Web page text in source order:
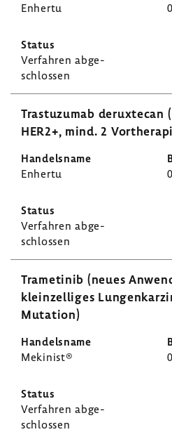
Enhertu
Verfahren abge­
schlossen
Tras­tu­zumab derux­tecan
HER2+, mind. 2
Enhertu
Verfahren abge­
schlossen
Trame­tinib (neues
kleinzelliges
Mutation)
Meki­nist®
Verfahren abge­
schlossen